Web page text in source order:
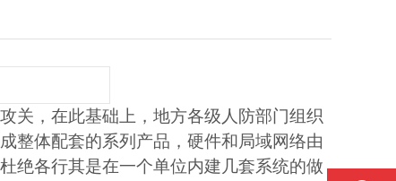
关，在此基础上，地方各级人防部门组织
整体配套的系列产品，硬件和局域网络由
绝各行其是在一个单位内建几套系统的做